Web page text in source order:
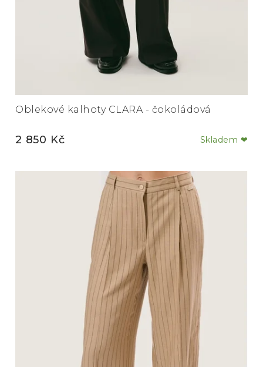
Oblekové kalhoty CLARA - čokoládová
Skladem ❤
2 850 Kč